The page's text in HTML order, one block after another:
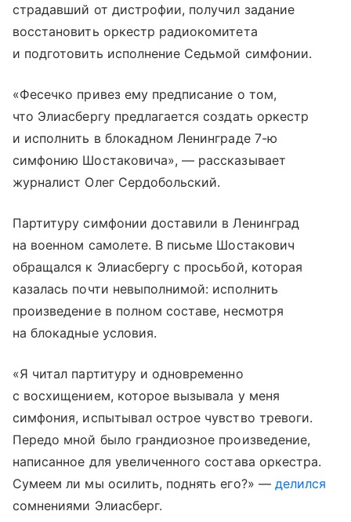
страдавший от дистрофии, получил задание
восстановить оркестр радиокомитета
и подготовить исполнение Седьмой симфонии.
«Фесечко привез ему предписание о том,
что Элиасбергу предлагается создать оркестр
и исполнить в блокадном Ленинграде 7-ю
симфонию Шостаковича», — рассказывает
журналист Олег Сердобольский.
Партитуру симфонии доставили в Ленинград
на военном самолете. В письме Шостакович
обращался к Элиасбергу с просьбой, которая
казалась почти невыполнимой: исполнить
произведение в полном составе, несмотря
на блокадные условия.
«Я читал партитуру и одновременно
с восхищением, которое вызывала у меня
симфония, испытывал острое чувство тревоги.
Передо мной было грандиозное произведение,
написанное для увеличенного состава оркестра.
Сумеем ли мы осилить, поднять его?» —делился
сомнениями Элиасберг.